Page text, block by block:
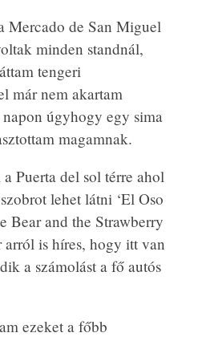
Mercado de San Miguel
minden standnál,
tengeri
már nem akartam
úgyhogy egy sima
magamnak.
Puerta del sol térre ahol
lehet látni ‘El Oso
Bear and the Strawberry
arról is híres, hogy itt van
a számolást a fő autós
ezeket a főbb